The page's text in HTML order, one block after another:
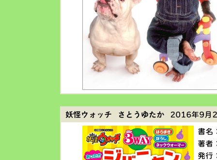
妖怪ウォッチ さとうゆたか2016年9月
書名
著者
発行